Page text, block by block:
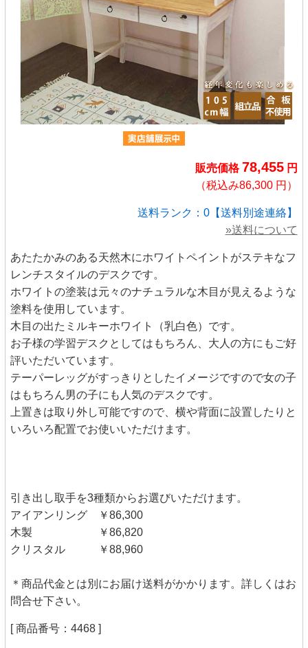
販売価格78,455円
（税込み86,300 円）
送料ランク：0【送料別途連絡】
»送料について
あたたかみのある天然木にホワイトペイントがステキなフ
レンチスタイルのデスクです。
ホワイトの塗装は元々のナチュラルな木目が見えるような
塗料を使用しています。
木目の出たミルキーホワイト（乳白色）です。
お子様の学習デスクとしてはもちろん、大人の方にもご好
評いただいています。
テーパーレッグがすっきりとしたイメージですので女の子
はもちろん男の子にも人気のデスクです。
上置きは取り外し可能ですので、横や背面に設置したりと
いろいろ配置でお使いいただけます。
引き出し取手を3種類からお選びいただけます。
アイアンリング ￥86,300
木製 ￥86,820
クリスタル ￥88,960
＊商品代金とは別にお届け送料がかかります。詳しくはお
問合せ下さい。
[ 商品番号：4468 ]